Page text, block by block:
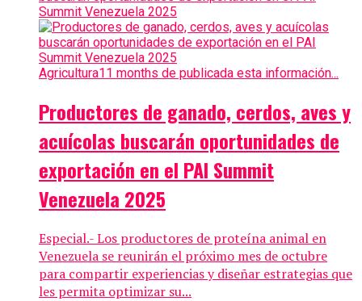
Agricultura11 months de publicada esta información...
Productores de ganado, cerdos, aves y
acuícolas buscarán oportunidades de
exportación en el PAI Summit
Venezuela 2025
Especial.- Los productores de proteína animal en
Venezuela se reunirán el próximo mes de octubre
para compartir experiencias y diseñar estrategias que
les permita optimizar su...